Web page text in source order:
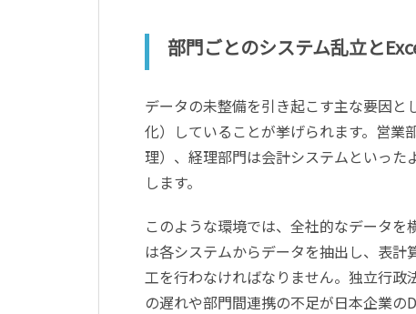
部門ごとのシステム乱立と
データの未整備を引き起こす主な要因
化）していることが挙げられます。営業
理）、経理部門は会計システムといっ
します。
このような環境では、全社的なデータ
は各システムからデータを抽出し、表
工を行わなければなりません。独立行政
の遅れや部門間連携の不足が日本企業の